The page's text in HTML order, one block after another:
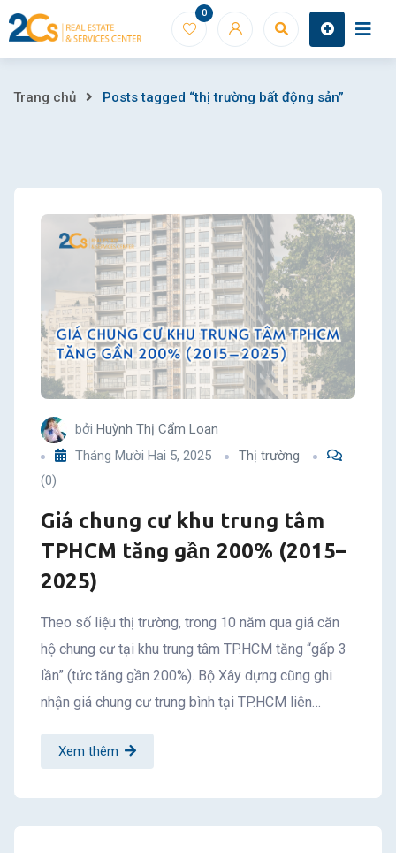
Skip
to
0
Posts
“thị
trường
động
sản”
Trang chủ Posts tagged “thị trường bất động sản”
bởi Huỳnh Thị Cẩm Loan
Tháng Mười Hai 5, 2025
Thị trường
(0)
Giá chung cư khu trung tâm
TPHCM tăng gần 200% (2015–
2025)
Theo số liệu thị trường, trong 10 năm qua giá căn
hộ chung cư tại khu trung tâm TP.HCM tăng “gấp 3
lần” (tức tăng gần 200%). Bộ Xây dựng cũng ghi
nhận giá chung cư trung bình tại TP.HCM liên…
Xem thêm